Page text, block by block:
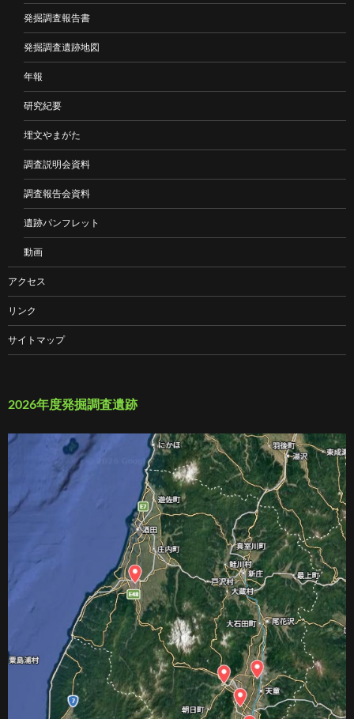
発掘調査報告書
発掘調査遺跡地図
年報
研究紀要
埋文やまがた
調査説明会資料
調査報告会資料
遺跡パンフレット
動画
アクセス
リンク
サイトマップ
2026年度発掘調査遺跡